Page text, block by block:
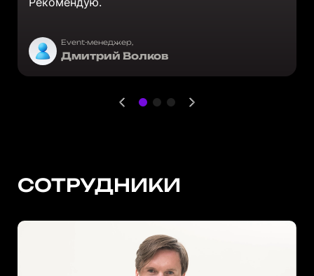
Event-менеджер,
Дмитрий Волков
СОТРУДНИКИ